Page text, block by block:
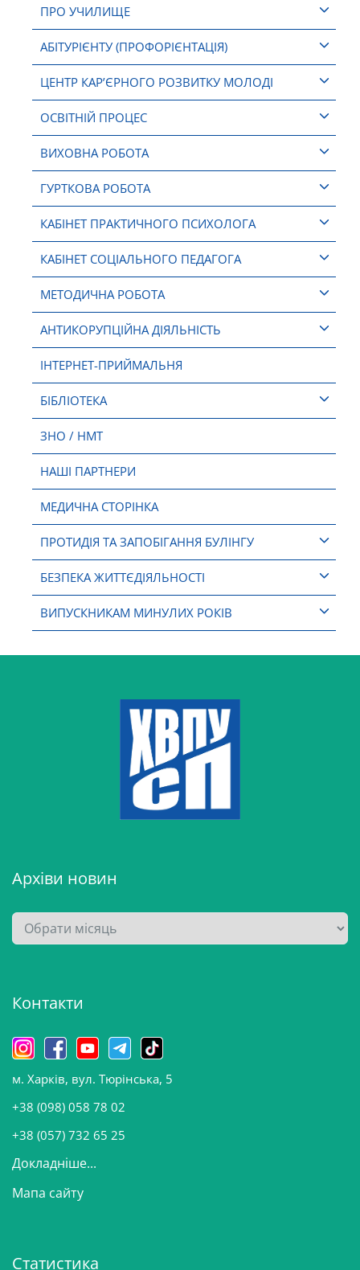
ПРО УЧИЛИЩЕ
АБІТУРІЄНТУ (ПРОФОРІЄНТАЦІЯ)
ЦЕНТР КАР’ЄРНОГО РОЗВИТКУ МОЛОДІ
ОСВІТНІЙ ПРОЦЕС
ВИХОВНА РОБОТА
ГУРТКОВА РОБОТА
КАБІНЕТ ПРАКТИЧНОГО ПСИХОЛОГА
КАБІНЕТ СОЦІАЛЬНОГО ПЕДАГОГА
МЕТОДИЧНА РОБОТА
АНТИКОРУПЦІЙНА ДІЯЛЬНІСТЬ
ІНТЕРНЕТ-ПРИЙМАЛЬНЯ
БІБЛІОТЕКА
ЗНО / НМТ
НАШІ ПАРТНЕРИ
МЕДИЧНА СТОРІНКА
ПРОТИДІЯ ТА ЗАПОБІГАННЯ БУЛІНГУ
БЕЗПЕКА ЖИТТЄДІЯЛЬНОСТІ
ВИПУСКНИКАМ МИНУЛИХ РОКІВ
Архіви новин
А
р
в
н
о
в
и
Контакти
м. Харків, вул. Тюрінська, 5
+38 (098) 058 78 02
+38 (057) 732 65 25
Докладніше...
Мапа сайту
Статистика